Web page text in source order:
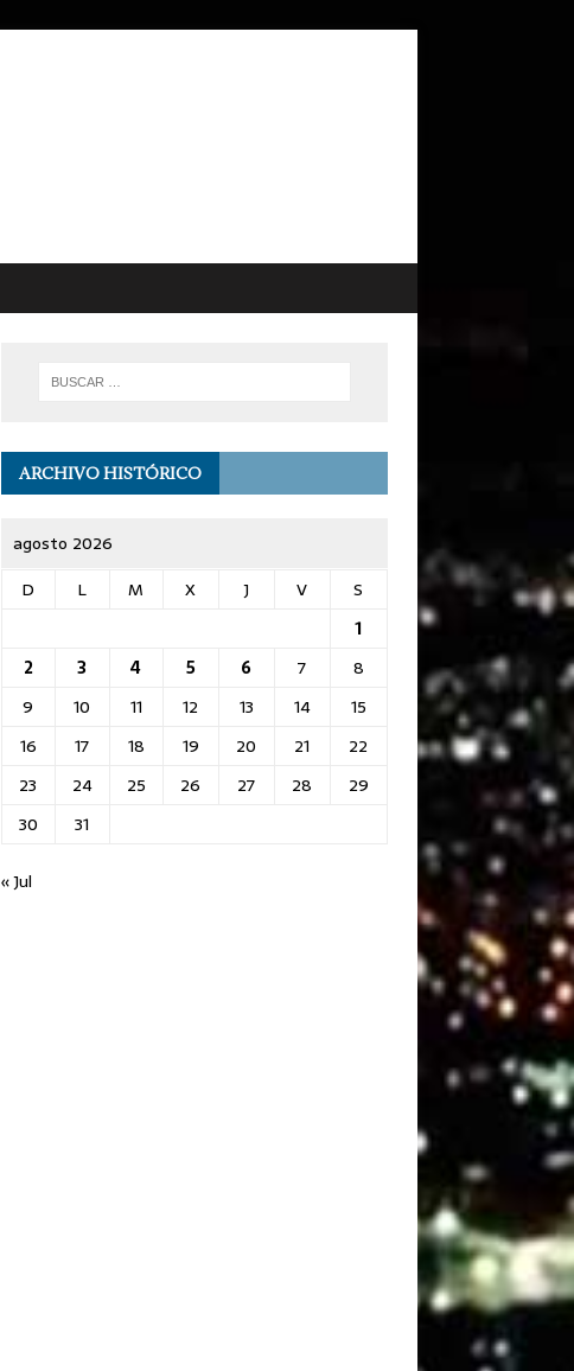
ARCHIVO HISTÓRICO
agosto 2026
D
L M X J V
S
1
2
3 4 5 6 7
8
9
10 11 12 13 14
15
16
17 18 19 20 21
22
23
24 25 26 27 28
29
30
31
« Jul